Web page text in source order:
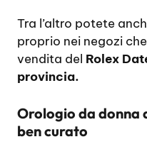
Tra l’altro potete
proprio nei negozi
vendita del Rolex
provincia.
Orologio da donna
ben curato